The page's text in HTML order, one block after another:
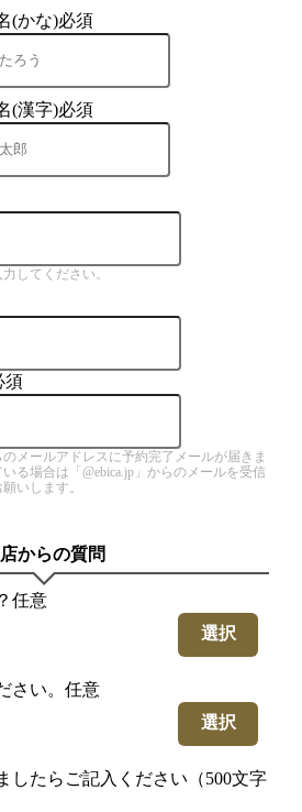
(かな)必須
(漢字)必須
してください。
須
メールアドレスに予約完了メールが届きま
る場合は「@ebica.jp」からのメールを受信
いします。
からの質問
任意
選択
さい。 任意
選択
したらご記入ください（500文字